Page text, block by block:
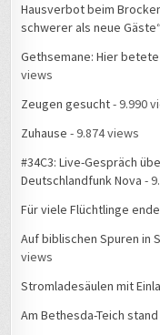
Hausverbot beim
schwerer als neue Gäste“
Gethsemane: Hier
views
Zeugen gesucht- 9.990
Zuhause - 9.874 views
#34C3: Live-Gespräch
Deutschlandfunk Nova -
Für viele Flüchtlinge
Auf biblischen Spuren in
views
Stromladesäulen mit
Am Bethesda-Teich